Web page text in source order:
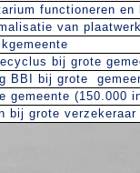
functioneren en
van
bij grote
BBI bij grote
gemeente (150.000
bij grote verzekeraar